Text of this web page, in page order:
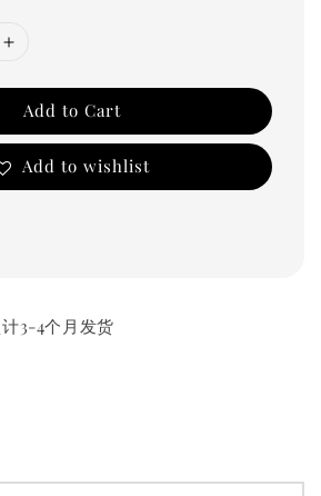
Add to Cart
Add to wishlist
4个月发货